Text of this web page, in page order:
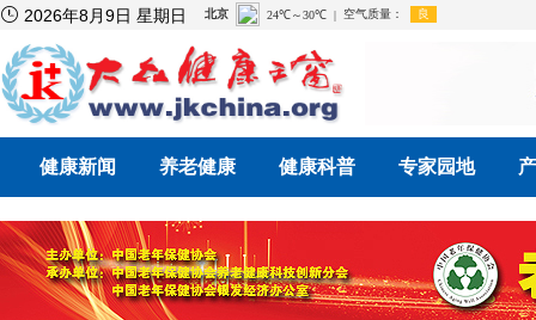
 2026年8月9日 星期日
健康新闻 养老健康 健康科普 专家园地